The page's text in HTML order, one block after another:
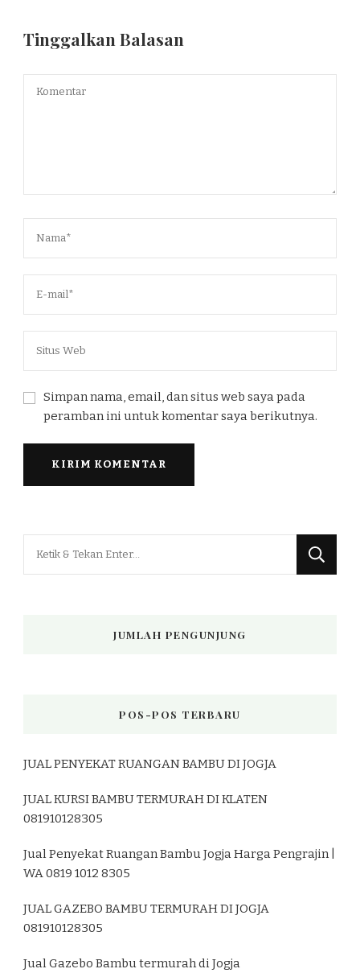
Tinggalkan Balasan
Simpan nama, email, dan situs web saya pada
peramban ini untuk komentar saya berikutnya.
JUMLAH PENGUNJUNG
POS-POS TERBARU
JUAL PENYEKAT RUANGAN BAMBU DI JOGJA
JUAL KURSI BAMBU TERMURAH DI KLATEN
081910128305
Jual Penyekat Ruangan Bambu Jogja Harga Pengrajin |
WA 0819 1012 8305
JUAL GAZEBO BAMBU TERMURAH DI JOGJA
081910128305
Jual Gazebo Bambu termurah di Jogja